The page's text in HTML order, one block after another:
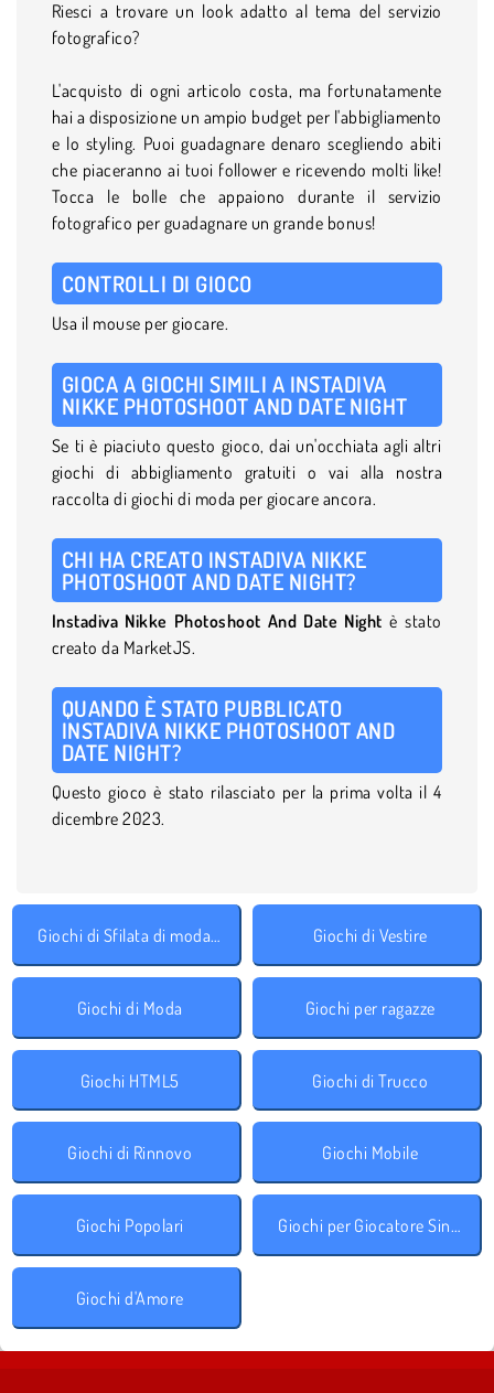
Riesci a trovare un look adatto al tema del servizio
fotografico?
L'acquisto di ogni articolo costa, ma fortunatamente
hai a disposizione un ampio budget per l'abbigliamento
e lo styling. Puoi guadagnare denaro scegliendo abiti
che piaceranno ai tuoi follower e ricevendo molti like!
Tocca le bolle che appaiono durante il servizio
fotografico per guadagnare un grande bonus!
CONTROLLI DI GIOCO
Usa il mouse per giocare.
GIOCA A GIOCHI SIMILI A INSTADIVA
NIKKE PHOTOSHOOT AND DATE NIGHT
Se ti è piaciuto questo gioco, dai un'occhiata agli altri
giochi di abbigliamento gratuiti o vai alla nostra
raccolta di giochi di moda per giocare ancora.
CHI HA CREATO INSTADIVA NIKKE
PHOTOSHOOT AND DATE NIGHT?
Instadiva Nikke Photoshoot And Date Night è stato
creato da MarketJS.
QUANDO È STATO PUBBLICATO
INSTADIVA NIKKE PHOTOSHOOT AND
DATE NIGHT?
Questo gioco è stato rilasciato per la prima volta il 4
dicembre 2023.
Giochi di Sfilata di moda accessori Giochi di Vestire
Giochi di Moda Giochi per ragazze
Giochi HTML5 Giochi di Trucco
Giochi di Rinnovo Giochi Mobile
Giochi Popolari Giochi per Giocatore Singolo
Giochi d'Amore